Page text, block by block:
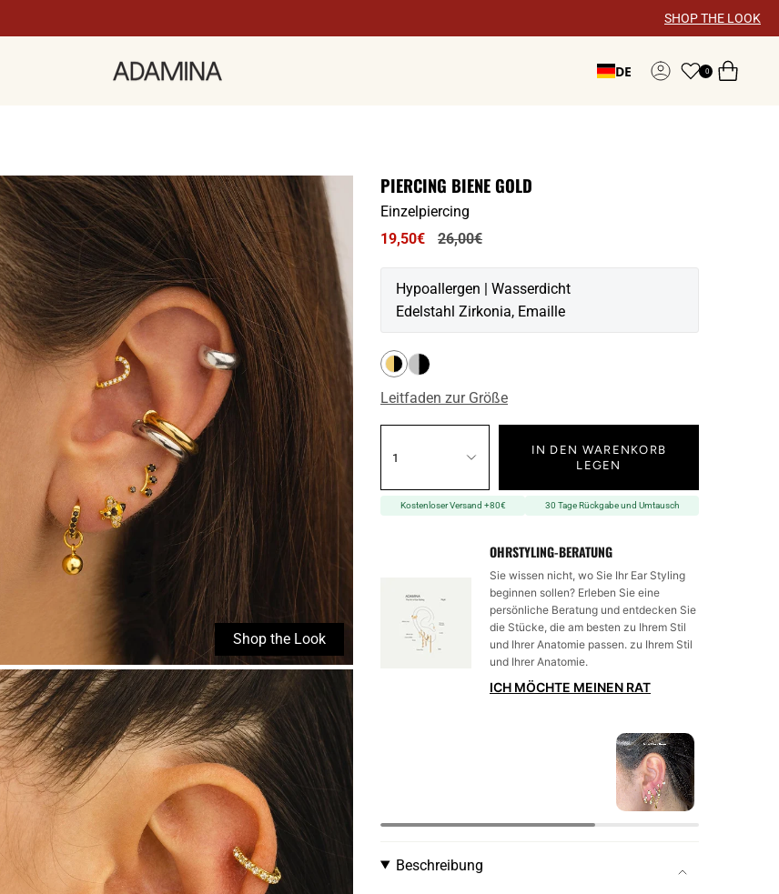
SHOP THE LOOK
DE Konto0
Shop the Look
×
PIERCING BIENE GOLD
Einzelpiercing
19,50€
Regulärer
26,00€
Hypoallergen | Wasserdicht
Edelstahl Zirkonia, Emaille
Leitfaden zur Größe
1
IN DEN WARENKORB
LEGEN
Kostenloser Versand +80€ 30 Tage Rückgabe und Umtausch
OHRSTYLING-BERATUNG
Sie wissen nicht, wo Sie Ihr Ear Styling
beginnen sollen? Erleben Sie eine
persönliche Beratung und entdecken Sie
die Stücke, die am besten zu Ihrem Stil
und Ihrer Anatomie passen. zu Ihrem Stil
und Ihrer Anatomie.
ICH MÖCHTE MEINEN RAT
Beschreibung